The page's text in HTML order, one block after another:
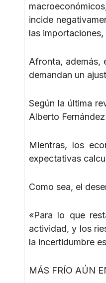
incide
las
Afronta, además,
demandan un
Según la última
Alberto
Mientras, los
expectativas
Como sea, el
«Para lo que
actividad, y los
la incertidumbre
MÁS FRÍO AÚN